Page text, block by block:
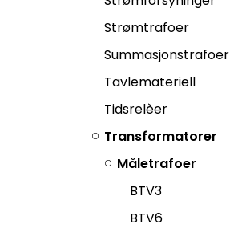
Strømtrafoer
Summasjonstrafoer
Tavlemateriell
Tidsrelèer
Transformatorer
Måletrafoer
BTV3
BTV6